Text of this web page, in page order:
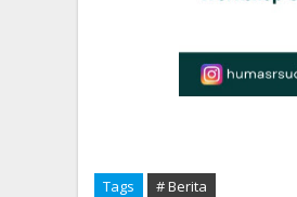
Tags # Berita